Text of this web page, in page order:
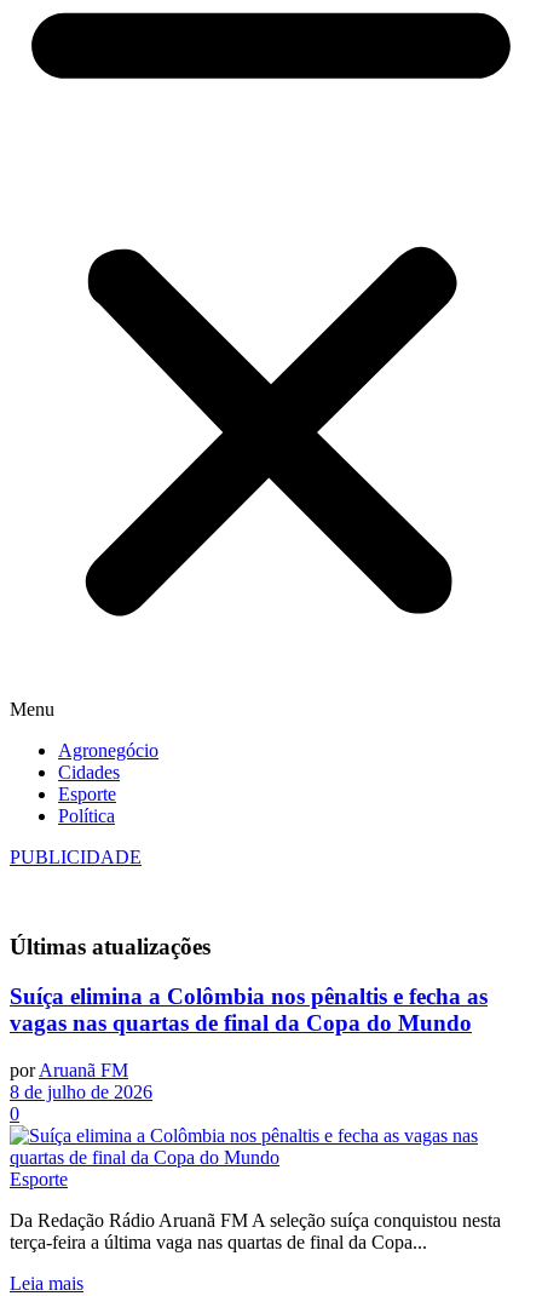
Menu
Agronegócio
Cidades
Esporte
Política
PUBLICIDADE
Últimas atualizações
Suíça elimina a Colômbia nos pênaltis e fecha as
vagas nas quartas de final da Copa do Mundo
por Aruanã FM
8 de julho de 2026
0
Esporte
Da Redação Rádio Aruanã FM A seleção suíça conquistou nesta
terça-feira a última vaga nas quartas de final da Copa...
Leia mais